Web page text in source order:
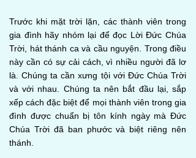
Trước khi mặt trời lặn, các thành viên trong
gia đình hãy nhóm lại để đọc Lời Đức Chúa
Trời, hát thánh ca và cầu nguyện. Trong điều
này cần có sự cải cách, vì nhiều người đã lơ
là. Chúng ta cần xưng tội với Đức Chúa Trời
và với nhau. Chúng ta nên bắt đầu lại, sắp
xếp cách đặc biệt để mọi thành viên trong gia
đình được chuẩn bị tôn kính ngày mà Đức
Chúa Trời đã ban phước và biệt riêng nên
thánh.